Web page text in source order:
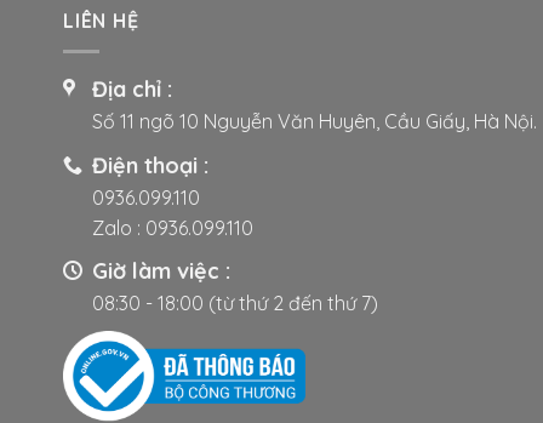
LIÊN HỆ
Địa chỉ :
Số 11 ngõ 10 Nguyễn Văn Huyên, Cầu Giấy, Hà Nội.
Điện thoại :
0936.099.110
Zalo : 0936.099.110
Giờ làm việc :
08:30 - 18:00 (từ thứ 2 đến thứ 7)